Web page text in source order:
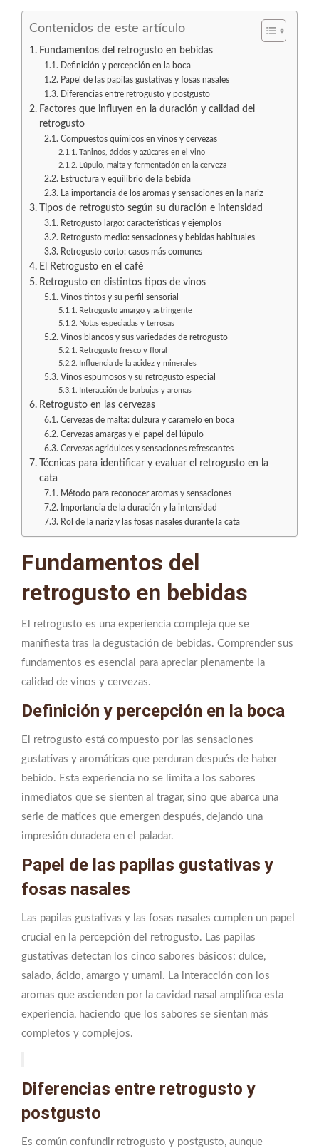
Contenidos de este artículo
Fundamentos del retrogusto en bebidas
Definición y percepción en la boca
Papel de las papilas gustativas y fosas nasales
Diferencias entre retrogusto y postgusto
Factores que influyen en la duración y calidad del
retrogusto
Compuestos químicos en vinos y cervezas
Taninos, ácidos y azúcares en el vino
Lúpulo, malta y fermentación en la cerveza
Estructura y equilibrio de la bebida
La importancia de los aromas y sensaciones en la nariz
Tipos de retrogusto según su duración e intensidad
Retrogusto largo: características y ejemplos
Retrogusto medio: sensaciones y bebidas habituales
Retrogusto corto: casos más comunes
El Retrogusto en el café
Retrogusto en distintos tipos de vinos
Vinos tintos y su perfil sensorial
Retrogusto amargo y astringente
Notas especiadas y terrosas
Vinos blancos y sus variedades de retrogusto
Retrogusto fresco y floral
Influencia de la acidez y minerales
Vinos espumosos y su retrogusto especial
Interacción de burbujas y aromas
Retrogusto en las cervezas
Cervezas de malta: dulzura y caramelo en boca
Cervezas amargas y el papel del lúpulo
Cervezas agridulces y sensaciones refrescantes
Técnicas para identificar y evaluar el retrogusto en la
cata
Método para reconocer aromas y sensaciones
Importancia de la duración y la intensidad
Rol de la nariz y las fosas nasales durante la cata
Fundamentos del
retrogusto en bebidas
El retrogusto es una experiencia compleja que se
manifiesta tras la degustación de bebidas. Comprender sus
fundamentos es esencial para apreciar plenamente la
calidad de vinos y cervezas.
Definición y percepción en la boca
El retrogusto está compuesto por las sensaciones
gustativas y aromáticas que perduran después de haber
bebido. Esta experiencia no se limita a los sabores
inmediatos que se sienten al tragar, sino que abarca una
serie de matices que emergen después, dejando una
impresión duradera en el paladar.
Papel de las papilas gustativas y
fosas nasales
Las papilas gustativas y las fosas nasales cumplen un papel
crucial en la percepción del retrogusto. Las papilas
gustativas detectan los cinco sabores básicos: dulce,
salado, ácido, amargo y umami. La interacción con los
aromas que ascienden por la cavidad nasal amplifica esta
experiencia, haciendo que los sabores se sientan más
completos y complejos.
Diferencias entre retrogusto y
postgusto
Es común confundir retrogusto y postgusto, aunque